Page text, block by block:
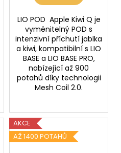
LIO POD Apple Kiwi Q je
vyměnitelný POD s
intenzivní příchutí jablka
a kiwi, kompatibilní s LIO
BASE a LIO BASE PRO,
nabízející až 900
potahů díky technologii
Mesh Coil 2.0.
AKCE
AŽ 1400 POTAHŮ